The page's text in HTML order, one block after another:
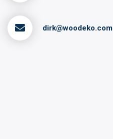
dirk@woodeko.com